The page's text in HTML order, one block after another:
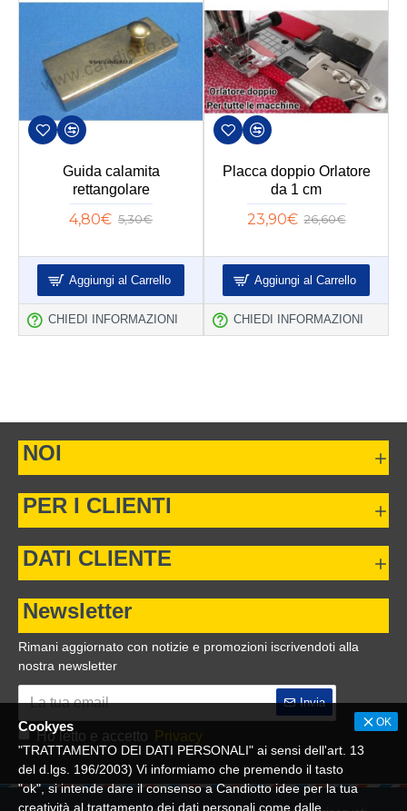
Guida calamita
rettangolare
4,80€ 5,30€
Aggiungi al Carrello
CHIEDI INFORMAZIONI
Placca doppio Orlatore
da 1 cm
23,90€ 26,60€
Aggiungi al Carrello
CHIEDI INFORMAZIONI
NOI
PER I CLIENTI
DATI CLIENTE
Newsletter
Rimani aggiornato con notizie e promozioni iscrivendoti alla
nostra newsletter
Invia
Ho letto e accetto Privacy
OK
Cookyes
"TRATTAMENTO DEI DATI PERSONALI" ai sensi dell'art. 13
del d.lgs. 196/2003) Vi informiamo che premendo il tasto
"ok", si intende dare il consenso a Candiotto idee per la tua
creatività al trattamento dei dati personali come dalle